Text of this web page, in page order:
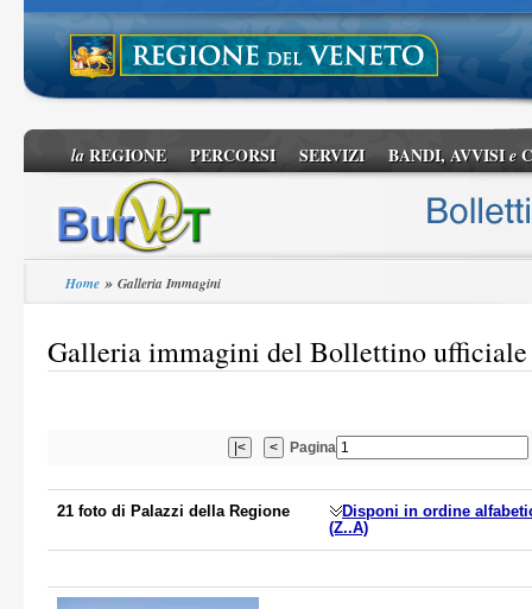
laREGIONE PERCORSI SERVIZI BANDI, AVVISIe
Home » Galleria Immagini
Galleria immagini del Bollettino ufficiale
Pagina
21 foto di Palazzi della Regione
Disponi in ordine
(Z..A)